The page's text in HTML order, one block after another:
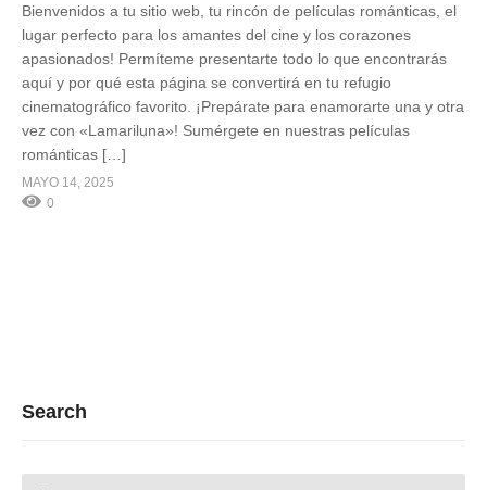
Bienvenidos a tu sitio web, tu rincón de películas románticas, el
lugar perfecto para los amantes del cine y los corazones
apasionados! Permíteme presentarte todo lo que encontrarás
aquí y por qué esta página se convertirá en tu refugio
cinematográfico favorito. ¡Prepárate para enamorarte una y otra
vez con «Lamariluna»! Sumérgete en nuestras películas
románticas […]
MAYO 14, 2025
0
Search